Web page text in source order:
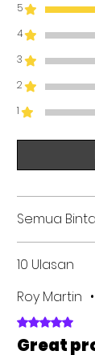
W : 750
H : 387.5/850
NET WT. (KG):
5
4
3
2
1
Semua
10 Ulasan
Roy Martin •
Dinilai 5 dari
Great